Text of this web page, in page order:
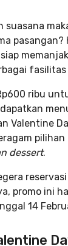
suasana
fasilitas
ribu
Valentine
dessert.
promo ini
14